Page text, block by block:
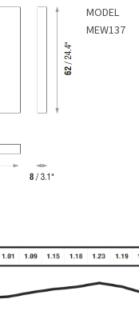
MODEL
MEW137